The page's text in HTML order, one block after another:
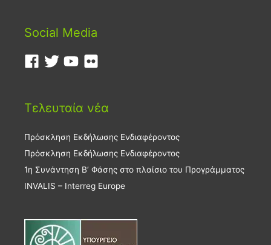
Social Media
Τελευταία νέα
Πρόσκληση Εκδήλωσης Ενδιαφέροντος
Πρόσκληση Εκδήλωσης Ενδιαφέροντος
1η Συνάντηση Β’ Φάσης στο πλαίσιο του Προγράμματος
INVALIS – Interreg Europe